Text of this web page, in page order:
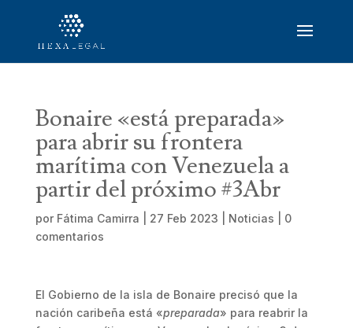
Bonaire «está preparada»
para abrir su frontera
marítima con Venezuela a
partir del próximo #3Abr
por Fátima Camirra 27 Feb 2023 Noticias
0
comentarios
El Gobierno de la isla de Bonaire precisó que la
nación caribeña está «preparada» para reabrir la